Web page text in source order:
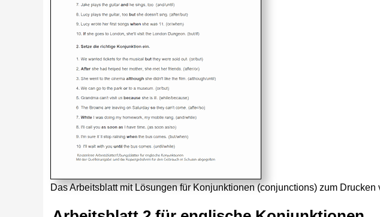
Das Arbeitsblatt mit Lösungen für Konjunktionen (conjunctions) zum Drucken